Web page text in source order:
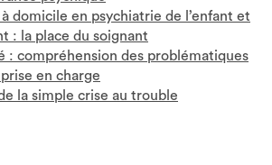
domicile en psychiatrie de l’enfant et
: la place du soignant
: compréhension des problématiques
en charge
la simple crise au trouble